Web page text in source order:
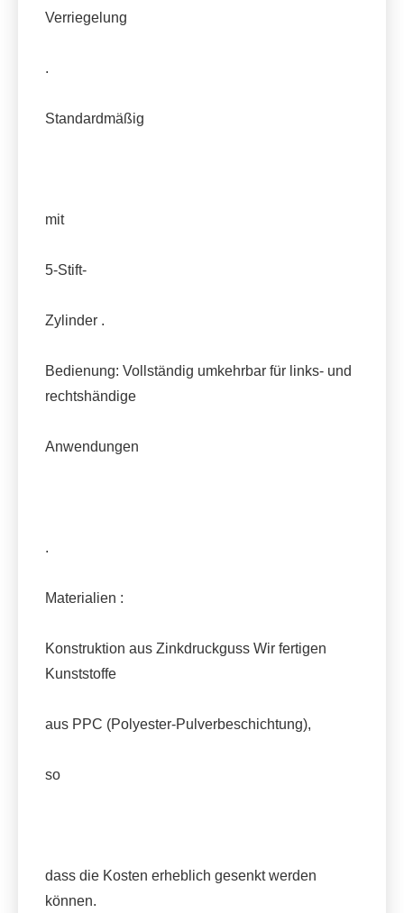
Verriegelung
.
Standardmäßig
mit
5-Stift-
Zylinder .
Bedienung: Vollständig umkehrbar für links- und
rechtshändige
Anwendungen
.
Materialien :
Konstruktion aus Zinkdruckguss Wir fertigen
Kunststoffe
aus PPC (Polyester-Pulverbeschichtung),
so
dass die Kosten erheblich gesenkt werden
können.